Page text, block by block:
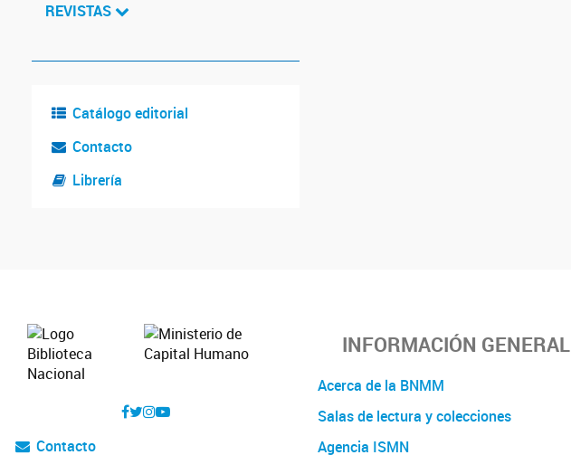
REVISTAS
Catálogo editorial
Contacto
Librería
Contacto
INFORMACIÓN GENERAL
Acerca de la BNMM
Salas de lectura y colecciones
Agencia ISMN